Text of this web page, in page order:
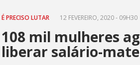
É PRECISO LUTAR 12 FEVEREIRO, 2020 - 09H30
108 mil mulheres
liberar salário-